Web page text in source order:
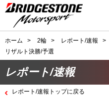
ホーム > 2輪 > レポート/速報 >
リザルト決勝/予選
レポート/速報
レポート/速報トップに戻る